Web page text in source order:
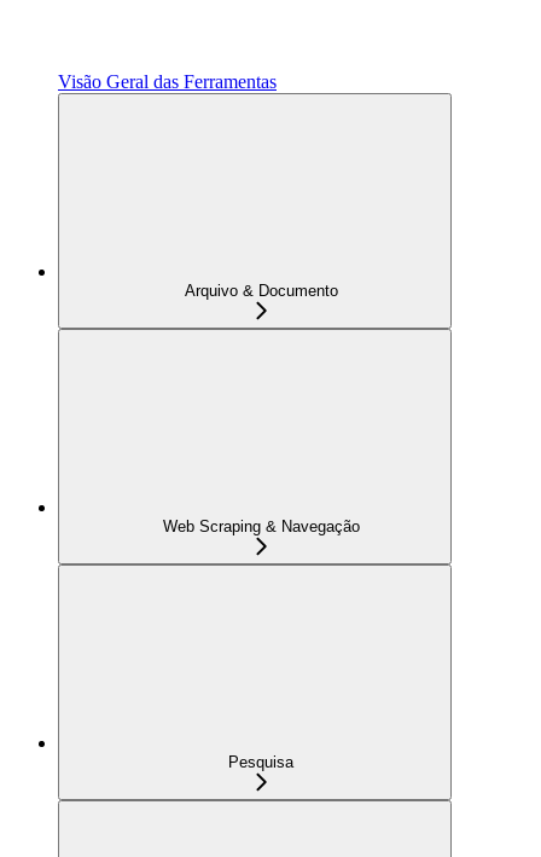
Visão Geral das Ferramentas
Arquivo & Documento
Web Scraping & Navegação
Pesquisa